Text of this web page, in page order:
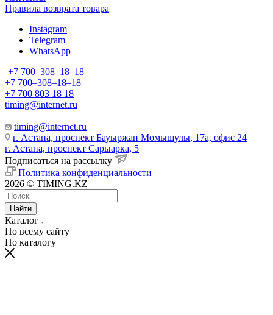
Правила возврата товара
Instagram
Telegram
WhatsApp
+7 700‒308‒18‒18
+7 700‒308‒18‒18
+7 700 803 18 18
timing@internet.ru
timing@internet.ru
г. Астана, проспект Бауыржан Момышулы, 17а, офис 24
г. Астана, проспект Сарыарка, 5
Подписаться на рассылку
Политика конфиденциальности
2026 © TIMING.KZ
Найти
Каталог
По всему сайту
По каталогу